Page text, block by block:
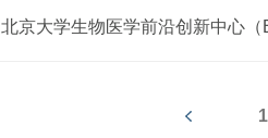
北京大学生物医学前沿创新中心（
1